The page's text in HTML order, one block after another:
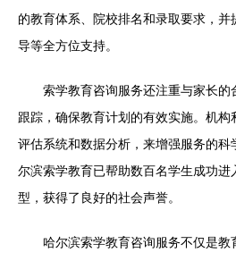
的教育体系、院校排名和录取要求，
导等全方位支持。
索学教育咨询服务还注重与家长
跟踪，确保教育计划的有效实施。机
评估系统和数据分析，来增强服务的
尔滨索学教育已帮助数百名学生成功
型，获得了良好的社会声誉。
哈尔滨索学教育咨询服务不仅是教